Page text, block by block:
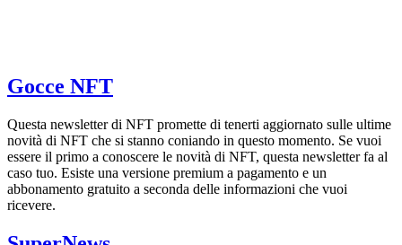
Gocce NFT
Questa newsletter di NFT promette di tenerti aggiornato sulle ultime
novità di NFT che si stanno coniando in questo momento. Se vuoi
essere il primo a conoscere le novità di NFT, questa newsletter fa al
caso tuo. Esiste una versione premium a pagamento e un
abbonamento gratuito a seconda delle informazioni che vuoi
ricevere.